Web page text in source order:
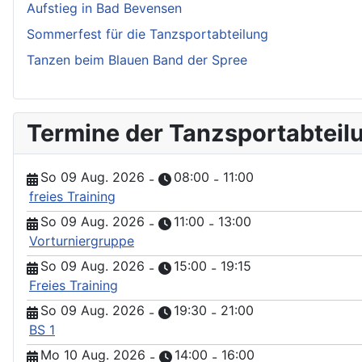
Aufstieg in Bad Bevensen
Sommerfest für die Tanzsportabteilung
Tanzen beim Blauen Band der Spree
Termine der
So 09 Aug. 2026 - 08:00 - 11:00
freies Training
So 09 Aug. 2026 - 11:00 - 13:00
Vorturniergruppe
So 09 Aug. 2026 - 15:00 - 19:15
Freies Training
So 09 Aug. 2026 - 19:30 - 21:00
BS 1
Mo 10 Aug. 2026 - 14:00 - 16:00